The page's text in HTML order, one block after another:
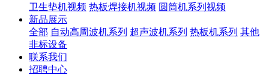
卫生垫机视频 热板焊接机视频 圆筒机系列视频
新品展示
全部 自动高周波机系列 超声波机系列 热板机系列 其他
非标设备
联系我们
招聘中心